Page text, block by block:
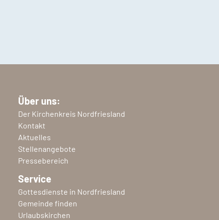
Über uns:
Der Kirchenkreis Nordfriesland
Kontakt
Aktuelles
Stellenangebote
Pressebereich
Service
Gottesdienste in Nordfriesland
Gemeinde finden
Urlaubskirchen